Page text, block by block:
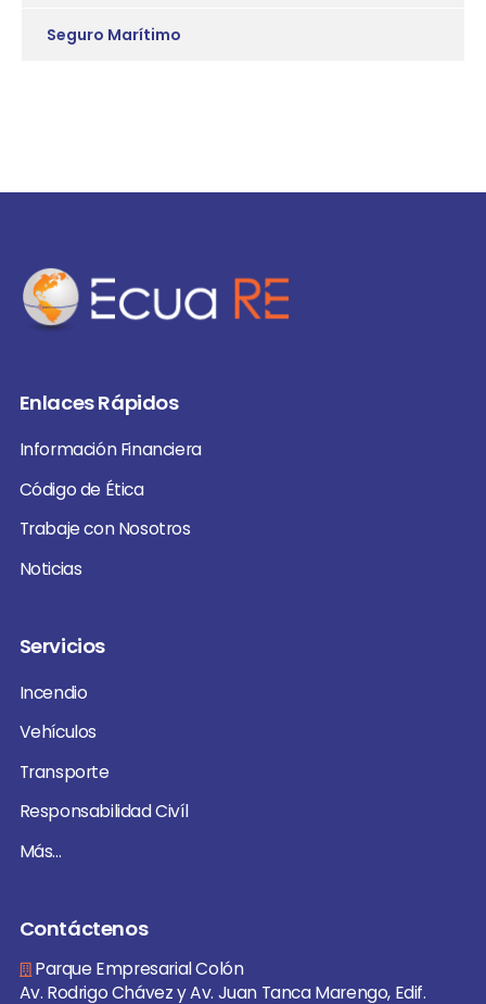
Seguro Marítimo
Enlaces Rápidos
Información Financiera
Código de Ética
Trabaje con Nosotros
Noticias
Servicios
Incendio
Vehículos
Transporte
Responsabilidad Civíl
Más...
Contáctenos
Parque Empresarial Colón
Av. Rodrigo Chávez y Av. Juan Tanca Marengo, Edif.